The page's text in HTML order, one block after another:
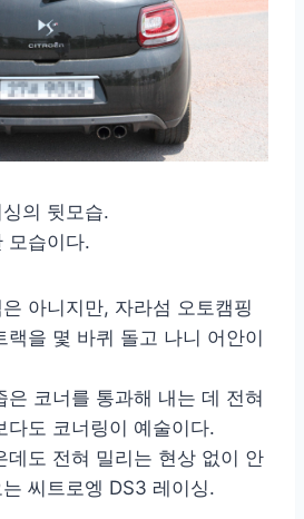
의 뒷모습.
모습이다.
아니지만, 자라섬 오토캠핑
랙을 몇 바퀴 돌고 나니 어안이
은 코너를 통과해 내는 데 전혀
다도 코너링이 예술이다.
데도 전혀 밀리는 현상 없이 안
씨트로엥 DS3 레이싱.